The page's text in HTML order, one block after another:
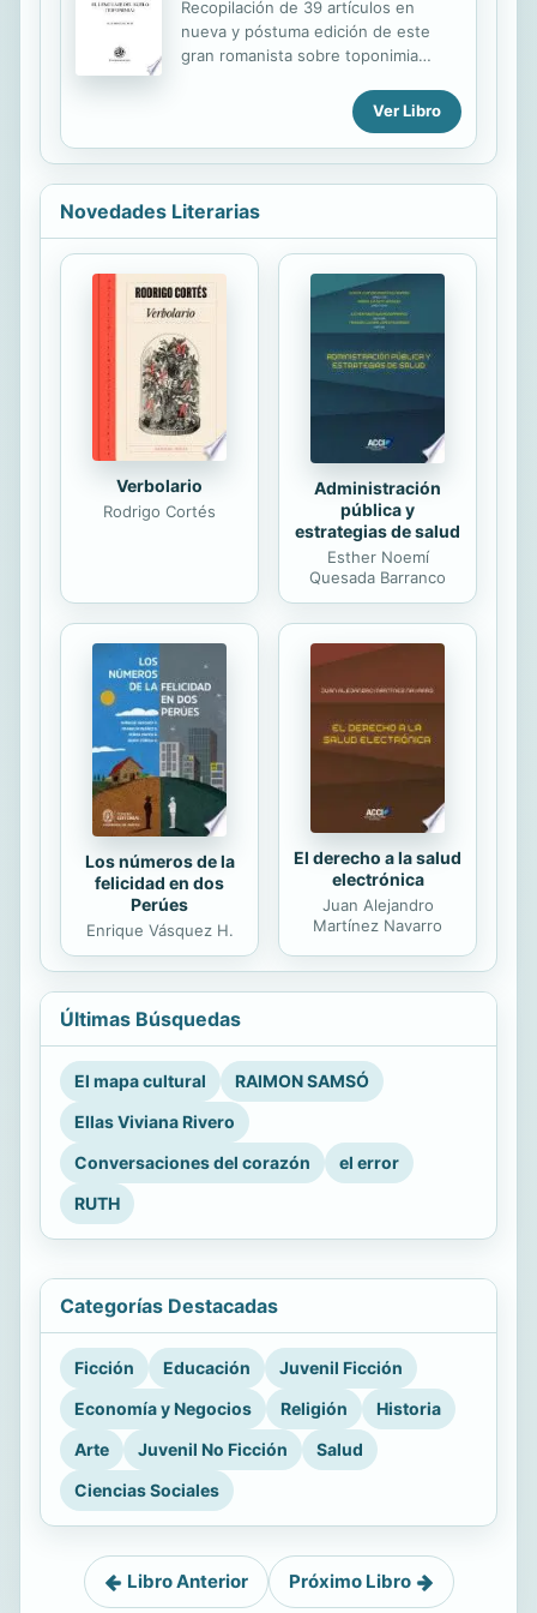
colorear hoy!
Recopilación de 39 artículos en
nueva y póstuma edición de este
gran romanista sobre toponimia
mozárabe y latino de Granada
principalmente. Incluye presentación
de F. Corriente.
Ver Libro
Novedades Literarias
Verbolario
Rodrigo Cortés
Administración
pública y
estrategias de salud
Esther Noemí
Quesada Barranco
Los números de la
felicidad en dos
Perúes
Enrique Vásquez H.
El derecho a la salud
electrónica
Juan Alejandro
Martínez Navarro
Últimas Búsquedas
El mapa cultural
RAIMON SAMSÓ
Ellas Viviana Rivero
Conversaciones del corazón
el error
RUTH
Categorías Destacadas
Ficción Educación
Juvenil Ficción
Economía y Negocios
Religión
Historia
Arte
Juvenil No Ficción
Salud
Ciencias Sociales
Libro Anterior Próximo Libro